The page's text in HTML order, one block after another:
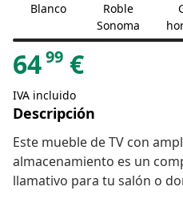
Blanco
Roble
Sonoma
6499 €
IVA incluido
Descripción
Este mueble de TV con
almacenamiento es un
llamativo para tu salón o